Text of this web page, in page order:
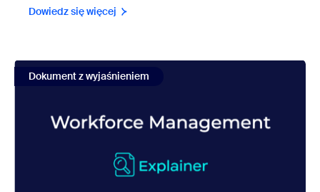
Dowiedz się więcej
view Objaśnienie WFM
Dokument z wyjaśnieniem